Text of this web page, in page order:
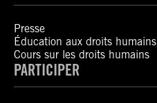
Presse
Éducation aux droits humains
Cours sur les droits humains
PARTICIPER